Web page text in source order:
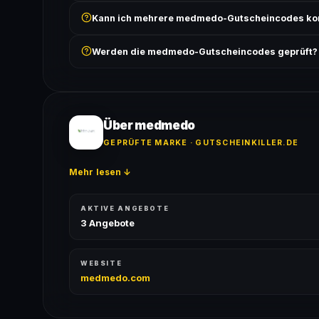
Bedingungen findest du unter „Details".
Kann ich mehrere medmedo-Gutscheincodes
ausgeschlossen, sofern die Angebotsbedingungen
Werden die medmedo-Gutscheincodes geprüft?
Über medmedo
GEPRÜFTE MARKE · GUTSCHEINKILLER.DE
Mehr lesen ↓
AKTIVE ANGEBOTE
3 Angebote
WEBSITE
medmedo.com